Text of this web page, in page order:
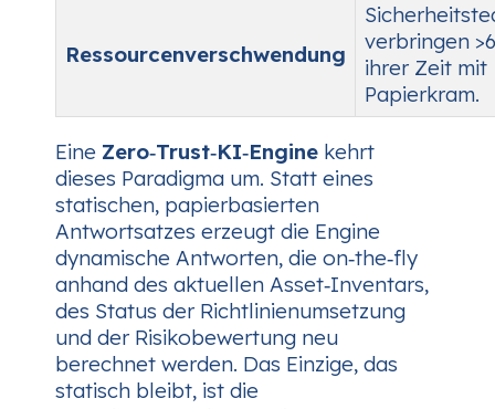
Ressourcenverschwendung
verbringen
ihrer Zeit mit
Papierkram.
Eine Zero‑Trust‑KI‑Engine kehrt
dieses Paradigma um. Statt eines
statischen, papierbasierten
Antwortsatzes erzeugt die Engine
dynamische Antworten, die on‑the‑fly
anhand des aktuellen Asset‑Inventars,
des Status der Richtlinienumsetzung
und der Risikobewertung neu
berechnet werden. Das Einzige, das
statisch bleibt, ist die